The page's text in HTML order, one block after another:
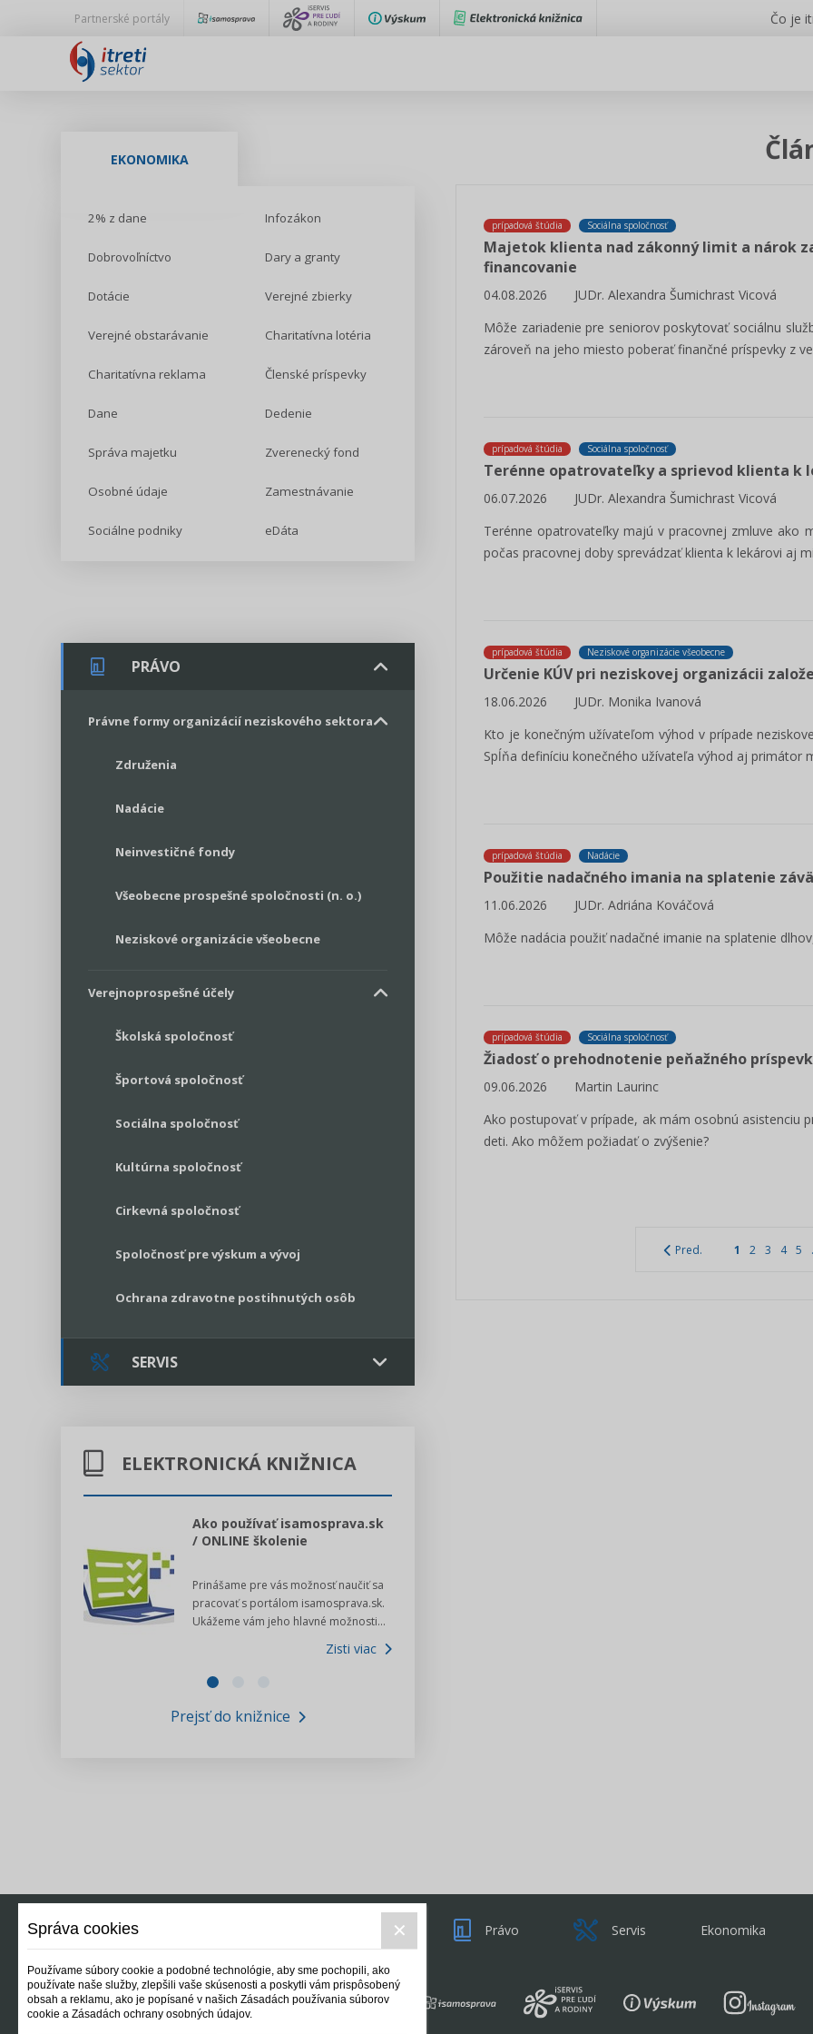
Partnerské portály Čo je
EKONOMIKA
2% z dane Infozákon
Dobrovoľníctvo Dary a granty
Dotácie Verejné zbierky
Verejné obstarávanie Charitatívna lotéria
Charitatívna reklama Členské príspevky
Dane Dedenie
Správa majetku Zverenecký fond
Osobné údaje Zamestnávanie
Sociálne podniky eDáta
PRÁVO
Právne formy organizácií neziskového sektora
Združenia
Nadácie
Neinvestičné fondy
Všeobecne prospešné spoločnosti (n. o.)
Neziskové organizácie všeobecne
Verejnoprospešné účely
Školská spoločnosť
Športová spoločnosť
Sociálna spoločnosť
Kultúrna spoločnosť
Cirkevná spoločnosť
Spoločnosť pre výskum a vývoj
Ochrana zdravotne postihnutých osôb
SERVIS
Online poradenstvo
Register neziskových organizácií
Legislatívne správy
Informácie COVID19
ELEKTRONICKÁ KNIŽNICA
Ako používať isamosprava.sk
/ ONLINE školenie
Prinášame pre vás možnosť naučiť sa
pracovať s portálom isamosprava.sk.
Ukážeme vám jeho hlavné možnosti...
Zisti viac
Prejsť do knižnice
prípadová štúdia Sociálna spoločnosť
Majetok klienta nad zákonný limit a nárok
financovanie
04.08.2026
JUDr. Alexandra Šumichrast Vicová
Môže zariadenie pre seniorov poskytovať sociálnu
zároveň na jeho miesto poberať finančné príspevky z
prípadová štúdia Sociálna spoločnosť
Terénne opatrovateľky a sprievod klienta k
06.07.2026
JUDr. Alexandra Šumichrast Vicová
Terénne opatrovateľky majú v pracovnej zmluve ako
počas pracovnej doby sprevádzať klienta k lekárovi aj
prípadová štúdia Neziskové organizácie všeobecne
Určenie KÚV pri neziskovej organizácii
18.06.2026
JUDr. Monika Ivanová
Kto je konečným užívateľom výhod v prípade
Spĺňa definíciu konečného užívateľa výhod aj primátor
prípadová štúdia Nadácie
Použitie nadačného imania na splatenie
11.06.2026
JUDr. Adriána Kováčová
Môže nadácia použiť nadačné imanie na splatenie
prípadová štúdia Sociálna spoločnosť
Žiadosť o prehodnotenie peňažného
09.06.2026
Martin Laurinc
Ako postupovať v prípade, ak mám osobnú
deti. Ako môžem požiadať o zvýšenie?
Pred. 1 2 3 4 5
Právo Servis Ekonomika
Správa cookies
Používame súbory cookie a podobné technológie, aby sme pochopili, ako
používate naše služby, zlepšili vaše skúsenosti a poskytli vám prispôsobený
obsah a reklamu, ako je popísané v našich Zásadách používania súborov
cookie a Zásadách ochrany osobných údajov.